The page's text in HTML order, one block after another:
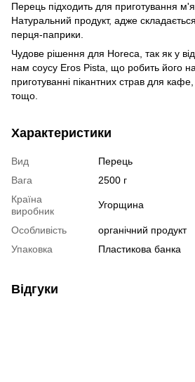
Перець підходить для приготування
Натуральний продукт, адже
перця-паприки.
Чудове рішення для Horeca, так як у
нам соусу Eros Pista, що робить його
приготуванні пікантних страв для
тощо.
Характеристики
Вид
Перець
Вага
2500 г
Країна
виробник
Угорщина
Особливість
органічний продукт
Упаковка
Пластикова банка
Відгуки